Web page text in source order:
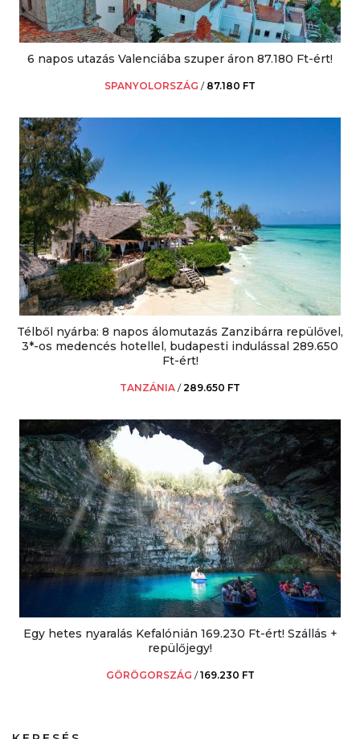
6 napos utazás Valenciába szuper áron 87.180 Ft-ért!
SPANYOLORSZÁG / 87.180 FT
Télből nyárba: 8 napos álomutazás Zanzibárra repülővel,
3*-os medencés hotellel, budapesti indulással 289.650
Ft-ért!
TANZÁNIA /289.650 FT
Egy hetes nyaralás Kefalónián 169.230 Ft-ért! Szállás +
repülőjegy!
GÖRÖGORSZÁG /169.230 FT